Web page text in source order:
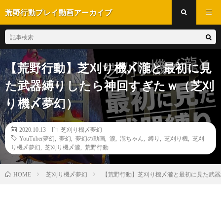
荒野行動プレイ動画アーカイブ
【荒野行動】芝刈り機〆瀧と最初に見
た武器縛りしたら神回すぎたｗ（芝刈
り機〆夢幻）
2020.10.13
芝刈り機〆夢幻
YouTuber夢幻
夢幻 夢幻の動画 瀧 瀧ちゃん 縛り 芝刈り機
芝刈
り機〆夢幻
芝刈り機〆瀧 荒野行動
HOME 芝刈り機〆夢幻 【荒野行動】芝刈り機〆瀧と最初に見た武